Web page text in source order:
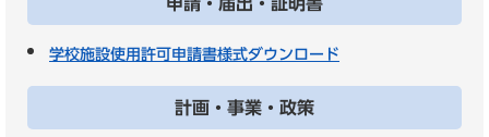
学校施設使用許可申請書様式ダウンロード
計画・事業・政策